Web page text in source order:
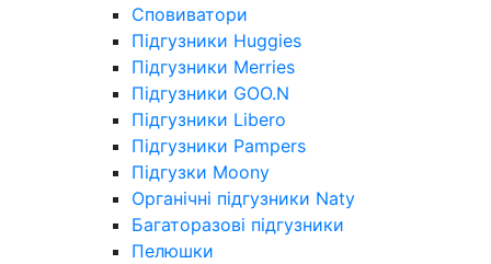
Сповиватори
Підгузники Huggies
Підгузники Merries
Підгузники GOO.N
Підгузники Libero
Підгузники Pampers
Підгузки Moony
Органічні підгузники Naty
Багаторазові підгузники
Пелюшки